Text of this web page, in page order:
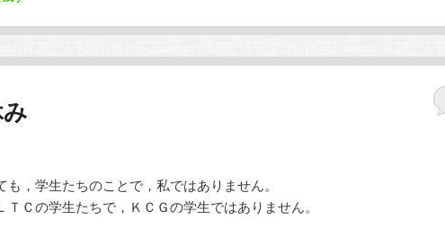
も，学生たちのことで，私ではありません。
Ｃの学生たちで，ＫＣＧの学生ではありません。